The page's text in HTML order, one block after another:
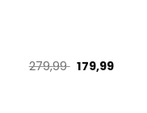
279,99 El
179,99